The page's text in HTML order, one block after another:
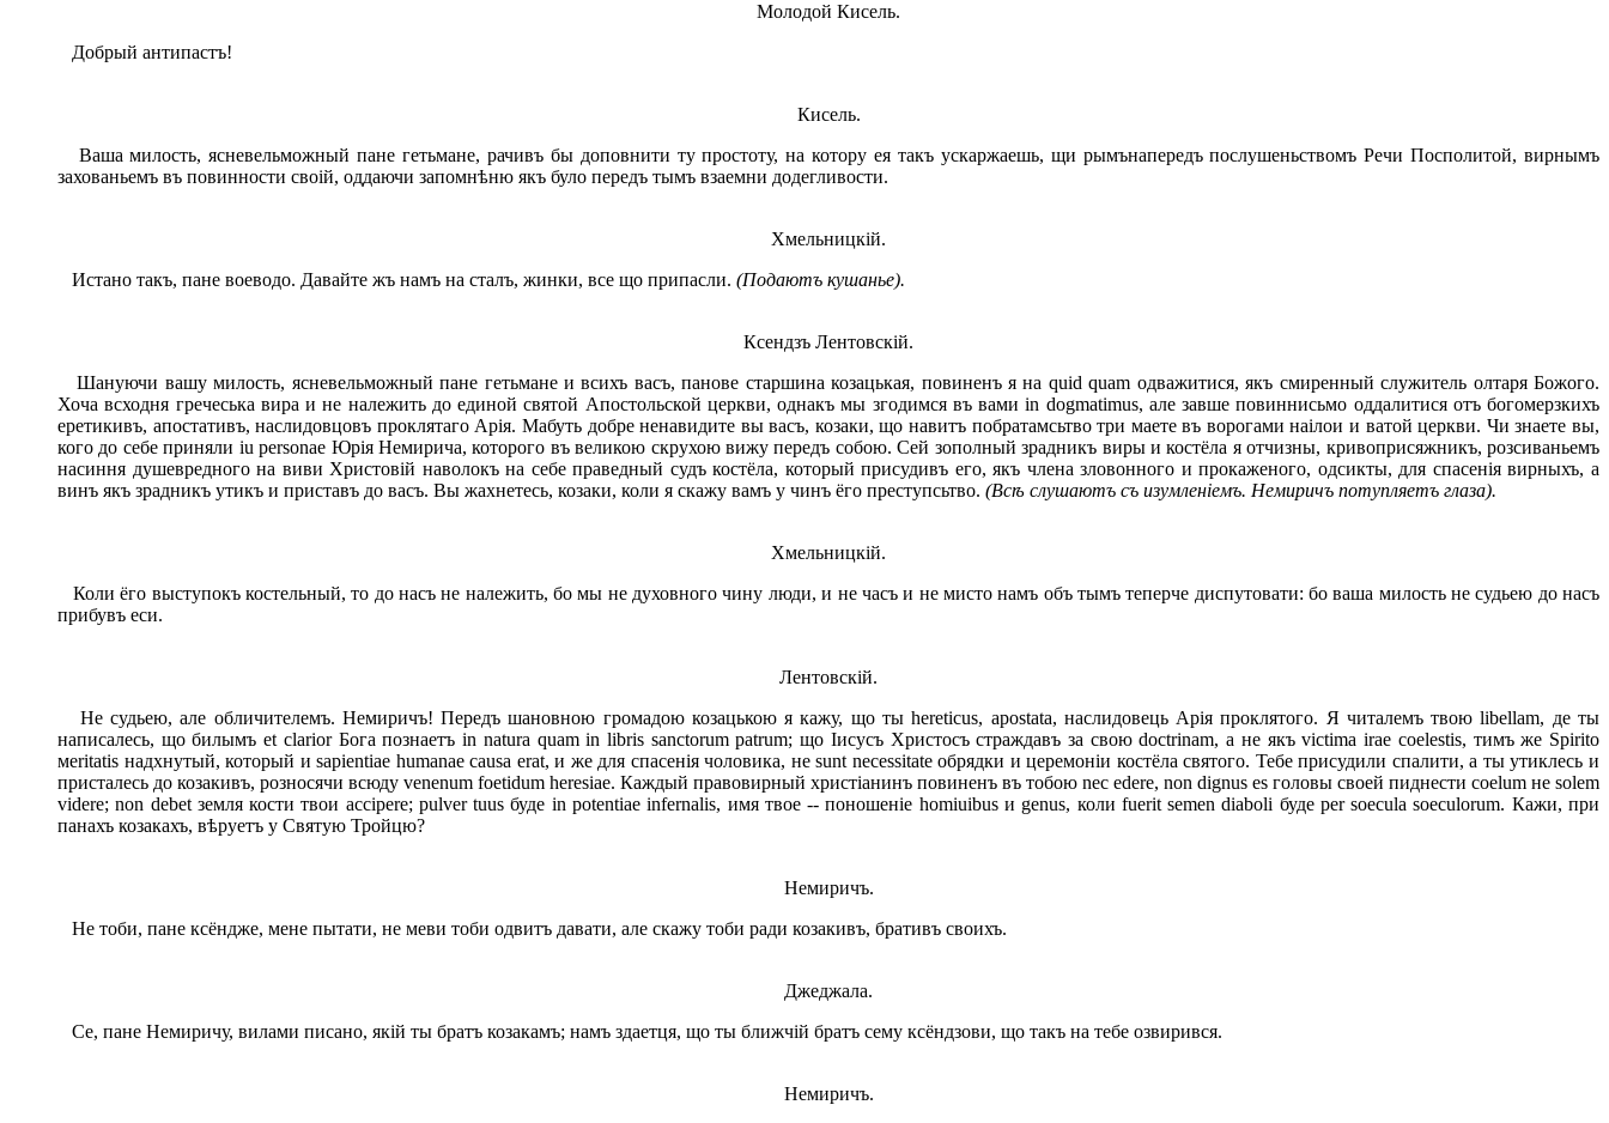
Молодой Кисель.
Добрый антипастъ!
Кисель.
Ваша милость, ясневельможный пане гетьмане, рачивъ бы доповнити ту простоту, на котору ея такъ ускаржаешь, щи рымънапередъ послушеньствомъ Речи Посполитой, вирнымъ
захованьемъ въ повинности своій, оддаючи запомнѣню якъ було передъ тымъ взаемни додегливости.
Хмельницкій.
Истано такъ, пане воеводо. Давайте жъ намъ на сталъ, жинки, все що припасли. (Подаютъ кушанье).
Ксендзъ Лентовскій.
Шануючи вашу милость, ясневельможный пане гетьмане и всихъ васъ, панове старшина козацькая, повиненъ я на quid quam одважитися, якъ смиренный служитель олтаря Божого.
Хоча всходня гречеська вира и не належить до единой святой Апостольской церкви, однакъ мы згодимся въ вами in dogmatimus, але завше повиннисьмо оддалитися отъ богомерзкихъ
еретикивъ, апостативъ, наслидовцовъ проклятаго Арія. Мабуть добре ненавидите вы васъ, козаки, що навитъ побратамсьтво три маете въ ворогами наілои и ватой церкви. Чи знаете вы,
кого до себе приняли iu personae Юрія Немирича, которого въ великою скрухою вижу передъ собою. Сей зополный зрадникъ виры и костёла я отчизны, кривоприсяжникъ, розсиваньемъ
насиння душевредного на виви Христовій наволокъ на себе праведный судъ костёла, который присудивъ его, якъ члена зловонного и прокаженого, одсикты, для спасенія вирныхъ, а
винъ якъ зрадникъ утикъ и приставъ до васъ. Вы жахнетесь, козаки, коли я скажу вамъ у чинъ ёго преступсьтво. (Всѣ слушаютъ съ изумленіемъ. Немиричъ потупляетъ глаза).
Хмельницкій.
Коли ёго выступокъ костельный, то до насъ не належить, бо мы не духовного чину люди, и не часъ и не мисто намъ объ тымъ теперче диспутовати: бо ваша милость не судьею до насъ
прибувъ еси.
Лентовскій.
Не судьею, але обличителемъ. Немиричъ! Передъ шановною громадою козацькою я кажу, що ты hereticus, apostata, наслидовець Арія проклятого. Я читалемъ твою libellam, де ты
написалесь, що билымъ et clarior Бога познаетъ in natura quam in libris sanctorum patrum; що Іисусъ Христосъ страждавъ за свою doctrinam, а не якъ victima irae coelestis, тимъ же Spirito
меritatis надхнутый, который и sapientiae humanae causa erat, и же для спасенія чоловика, не sunt necessitate обрядки и церемоніи костёла святого. Тебе присудили спалити, а ты утиклесь и
присталесь до козакивъ, розносячи всюду venenum foetidum heresiae. Каждый правовирный христіанинъ повиненъ въ тобою nec edere, non dignus es головы своей пиднести coelum не solem
videre; non debet земля кости твои accipere; pulver tuus буде in potentiae infernalis, имя твое -- поношеніе homiuibus и genus, коли fuerit semen diaboli буде per soecula soeculorum. Кажи, при
панахъ козакахъ, вѣруетъ у Святую Тройцю?
Немиричъ.
Не тоби, пане ксёндже, мене пытати, не меви тоби одвитъ давати, але скажу тоби ради козакивъ, бративъ своихъ.
Джеджала.
Се, пане Немиричу, вилами писано, якій ты братъ козакамъ; намъ здаетця, що ты ближчій братъ сему ксёндзови, що такъ на тебе озвирився.
Немиричъ.